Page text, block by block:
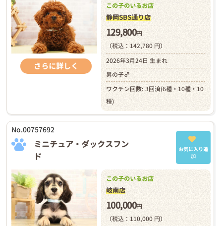
さらに詳しく
この子のいるお店
静岡SBS通り店
129,800円
（税込：142,780 円）
2026年3月24日 生まれ
男の子♂
ワクチン回数: 3回済(6種・10種・10
種)
No.00757692
ミニチュア・ダックスフン
ド
お気に入り追
加
この子のいるお店
岐南店
100,000円
（税込：110,000 円）